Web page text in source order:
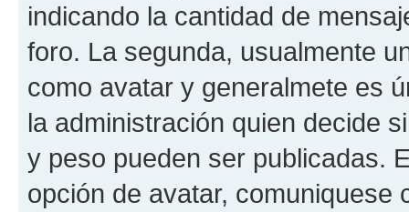
indicando la cantidad de
foro. La segunda, usualmente
como avatar y generalmete es
la administración quien decide
y peso pueden ser publicadas.
opción de avatar, comuniquese